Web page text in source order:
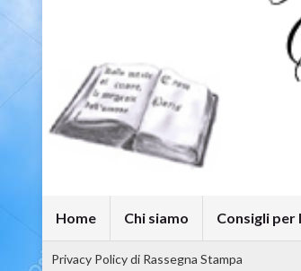
Home Chi siamo Consigli per
Privacy Policy di Rassegna Stampa